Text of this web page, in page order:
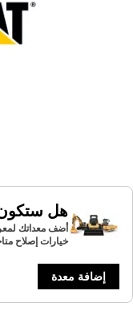
هل ستكون
أضف معداتك لمعرفة
خيارات إصلاح متاحة
إضافة معدة